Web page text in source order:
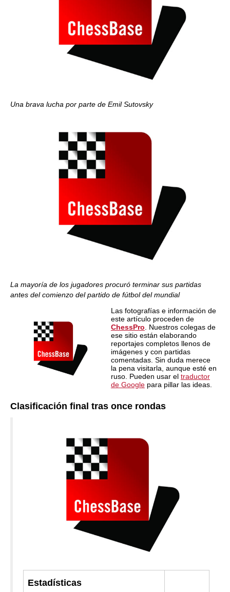
Una brava lucha por parte de Emil Sutovsky
La mayoría de los jugadores procuró terminar sus partidas
antes del comienzo del partido de fútbol del mundial
Las fotografías e información de
este artículo proceden de
ChessPro . Nuestros colegas de
ese sitio están elaborando
reportajes completos llenos de
imágenes y con partidas
comentadas. Sin duda merece
la pena visitarla, aunque esté en
ruso. Pueden usar el traductor
de Googlepara pillar las ideas.
Clasificación final tras once rondas
Estadísticas